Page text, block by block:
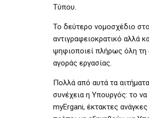
Τύπου.
Το δεύτερο νομοσχέδιο
αντιγραφειοκρατικό αλλά
ψηφιοποιεί πλήρως όλη τη
αγοράς εργασίας.
Πολλά από αυτά τα
συνέχεια η Υπουργός: το
myΕrgani, έκτακτες